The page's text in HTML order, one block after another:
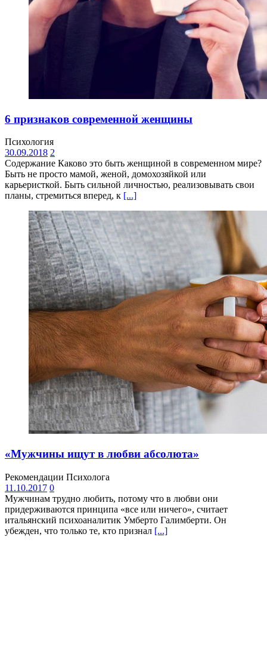
6 признаков современной женщины
Психология
30.09.2018 2
Содержание Каково это быть женщиной в современном мире?
Быть не просто мамой, женой, домохозяйкой или
карьеристкой. Быть сильной личностью, реализовывать свои
планы, стремиться вперед, к [...]
«Мужчины ищут в любви абсолюта»
Рекомендации Психолога
11.10.2017 0
Мужчинам трудно любить, потому что в любви они
придерживаются принципа «все или ничего», считает
итальянский психоаналитик Умберто Галимберти. Он
убежден, что только те, кто признал [...]